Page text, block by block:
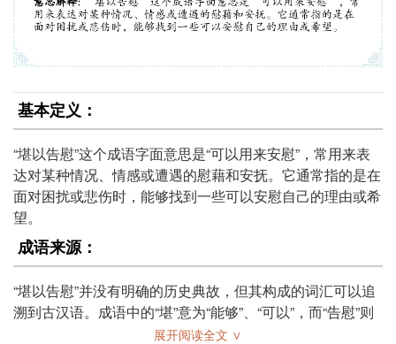
基本定义：
“堪以告慰”这个成语字面意思是“可以用来安慰”，常用来表
达对某种情况、情感或遭遇的慰藉和安抚。它通常指的是在
面对困扰或悲伤时，能够找到一些可以安慰自己的理由或希
望。
成语来源：
“堪以告慰”并没有明确的历史典故，但其构成的词汇可以追
溯到古汉语。成语中的“堪”意为“能够”、“可以”，而“告慰”则
是“告”指告知、传达，“慰”则是安慰、抚慰。综合来看，这
展开阅读全文 ∨